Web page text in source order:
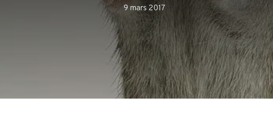
9 mars 2017